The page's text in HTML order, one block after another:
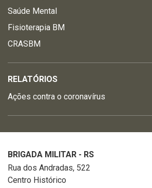
Saúde Mental
Fisioterapia BM
CRASBM
RELATÓRIOS
Ações contra o coronavírus
BRIGADA MILITAR - RS
Rua dos Andradas, 522
Centro Histórico